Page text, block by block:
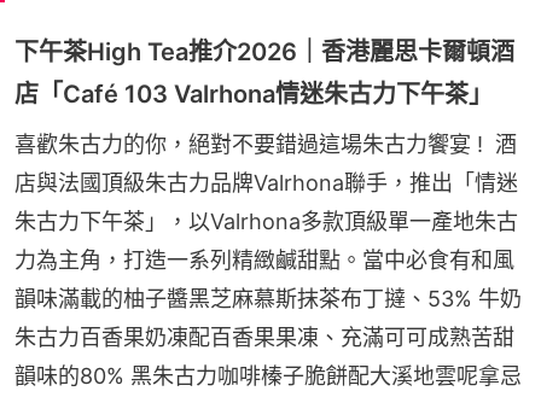
下午茶High Tea推介2026｜香港麗思卡爾頓酒
店「Café 103 Valrhona情迷朱古力下午茶」
喜歡朱古力的你，絕對不要錯過這場朱古力饗宴 !  酒
店與法國頂級朱古力品牌Valrhona聯手，推出「情迷
朱古力下午茶」，以Valrhona多款頂級單一產地朱古
力為主角，打造一系列精緻鹹甜點。當中必食有和風
韻味滿載的柚子醬黑芝麻慕斯抹茶布丁撻、53% 牛奶
朱古力百香果奶凍配百香果果凍、充滿可可成熟苦甜
韻味的80% 黑朱古力咖啡榛子脆餅配大溪地雲呢拿忌